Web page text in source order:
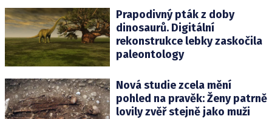
Prapodivný pták z doby
dinosaurů. Digitální
rekonstrukce lebky zaskočila
paleontology
Nová studie zcela mění
pohled na pravěk: Ženy patrně
lovily zvěř stejně jako muži